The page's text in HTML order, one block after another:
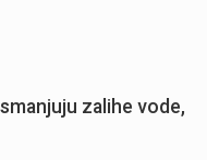
zalihe vode,